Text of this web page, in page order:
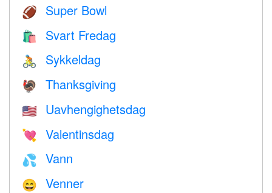
🏈 Super Bowl
🛍 Svart Fredag
🚴 Sykkeldag
🦃 Thanksgiving
🇺🇸 Uavhengighetsdag
💘 Valentinsdag
💦 Vann
😄 Venner